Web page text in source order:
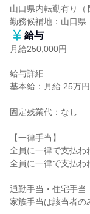
山口県内転勤有り（
勤務候補地：山口県
給与
月給250,000円
給与詳細
基本給：月給 25万円
固定残業代：なし
【一律手当】
全員に一律で支払わ
全員に一律で支払わ
通勤手当・住宅手当
家族手当は該当者の